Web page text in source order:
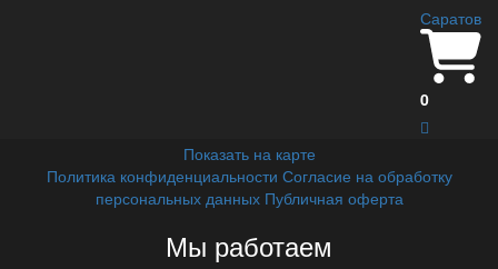
Саратов
0
Показать на карте
Политика конфиденциальности Согласие на обработку
персональных данных Публичная оферта
Мы работаем